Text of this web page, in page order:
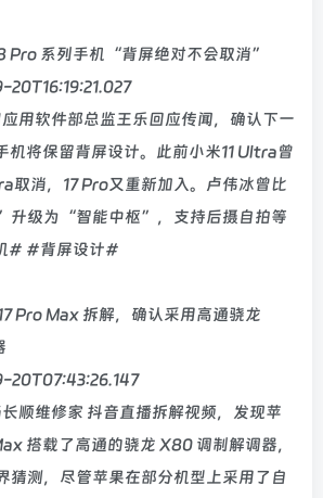
Pro 系列手机“背屏绝对不会取消”
20T16:19:21.027
用软件部总监王乐回应传闻，确认下一
机将保留背屏设计。此前小米11 Ultra曾
取消，17 Pro又重新加入。卢伟冰曾比
升级为“智能中枢”，支持后摄自拍等
# #背屏设计#
Pro Max 拆解，确认采用高通骁龙
20T07:43:26.147
顺维修家 抖音直播拆解视频，发现苹
搭载了高通的骁龙 X80 调制解调器，
猜测，尽管苹果在部分机型上采用了自